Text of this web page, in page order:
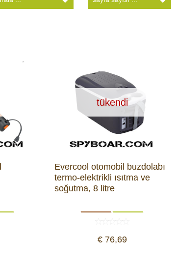
tükendi
Evercool otomobil buzdolabı
termo-elektrikli ısıtma ve
soğutma, 8 litre
€ 76,69